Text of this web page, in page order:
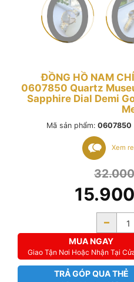
ĐỒNG HỒ NAM
0607850 Quartz
Sapphire Dial Demi
Mã sản phẩm: 0607850
Xem
-
MUA NGAY
Giao Tận Nơi Hoặc Nhận Tại
TRẢ GÓP QUA THẺ